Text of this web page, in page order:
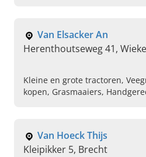
Van Elsacker An
Herenthoutseweg 41,
Kleine en grote tractoren,
kopen, Grasmaaiers,
Van Hoeck Thijs
Kleipikker 5, Brecht